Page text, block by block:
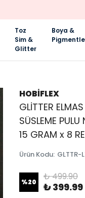
Toz
Sim &
Glitter
Boya &
HOBİFLEX
GLİTTER
SÜSLEME
15 GRAM x 8
Ürün Kodu: GLTTR-
%20 ₺ 499.90
₺ 399.99